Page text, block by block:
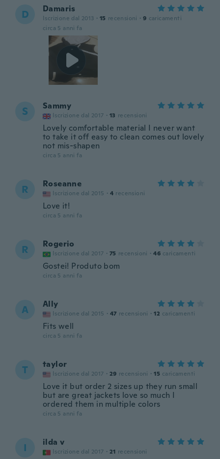
D Damaris
Iscrizione dal 2013 · 15 recensioni · 9 caricamenti
circa 5 anni fa
S Sammy
Iscrizione dal 2017 · 13 recensioni
Lovely comfortable material I never want
to take it off easy to clean comes out lovely
not mis-shapen
circa 5 anni fa
R Roseanne
Iscrizione dal 2015 · 4 recensioni
Love it!
circa 5 anni fa
R Rogerio
Iscrizione dal 2017 · 75 recensioni · 46 caricamenti
Gostei! Produto bom
circa 5 anni fa
A Ally
Iscrizione dal 2015 · 47 recensioni · 12 caricamenti
Fits well
circa 5 anni fa
T taylor
Iscrizione dal 2017 · 29 recensioni · 15 caricamenti
Love it but order 2 sizes up they run small
but are great jackets love so much I
ordered them in multiple colors
circa 5 anni fa
I ilda v
Iscrizione dal 2017 · 21 recensioni